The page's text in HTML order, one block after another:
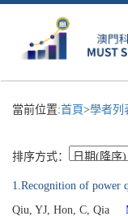
當前位置:首頁>學者列
排序方式：
1.Recognition of power
Qiu, YJ, Hon, C, Qia